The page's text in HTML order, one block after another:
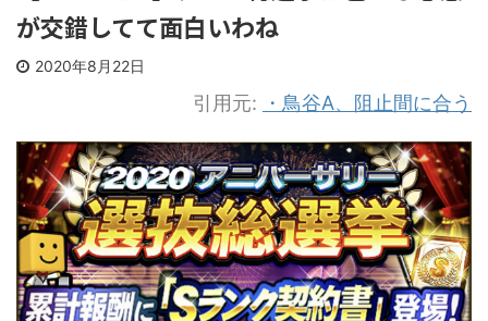
が交錯してて面白いわね
2020年8月22日
引用元: ・鳥谷A、阻止間に合う